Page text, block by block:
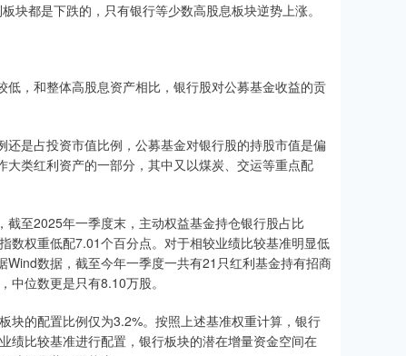
都是下跌的，只有银行等少数高股息板块逆势上涨。
，和整体高股息资产相比，银行股对公募基金收益的贡
是占投资市值比例，公募基金对银行股的持股市值是偏
类红利资产的一部分，其中又以煤炭、交运等重点配
至2025年一季度末，主动权益基金持仓银行股占比
数权重低配7.01个百分点。对于相较业绩比较基准明显低
数据，截至今年一季度一共有21只红利基金持有招商
位数更是只有8.10万股。
块的配置比例仅为3.2%。按照上述基准权重计算，银行
绩比较基准进行配置，银行板块的潜在增量资金空间在